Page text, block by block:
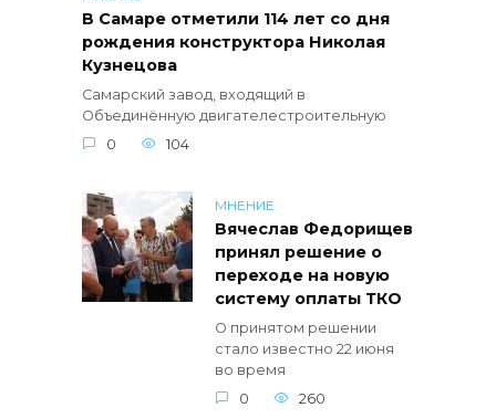
В Самаре отметили 114 лет со дня
рождения конструктора Николая
Кузнецова
Самарский завод, входящий в
Объединённую двигателестроительную
0
104
МНЕНИЕ
Вячеслав Федорищев
принял решение о
переходе на новую
систему оплаты ТКО
О принятом решении
стало известно 22 июня
во время
0
260